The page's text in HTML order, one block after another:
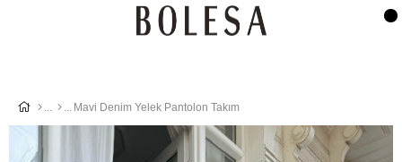
Mavi Denim Yelek Pantolon Takım